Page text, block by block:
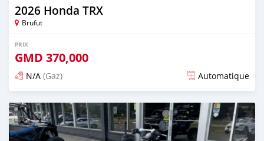
2026 Honda TRX
Brufut
PRIX
GMD 370,000
N/A (Gaz) Automatique
Publié il y a 11 jours